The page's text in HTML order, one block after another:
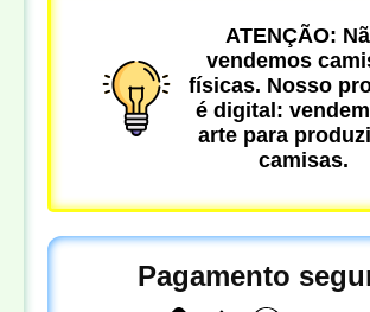
ATENÇÃO:
vendemos
físicas. Nosso
é digital:
arte para
camisas.
Pagamento